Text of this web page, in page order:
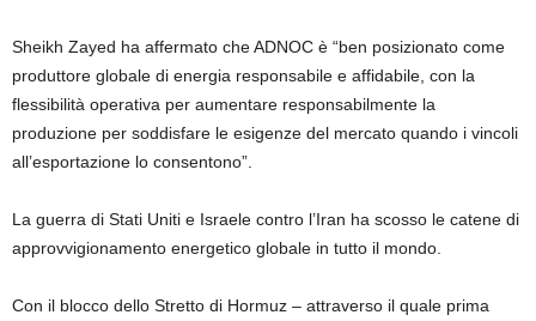
elementi
Sheikh Zayed ha affermato che ADNOC è “ben posizionato come
produttore globale di energia responsabile e affidabile, con la
flessibilità operativa per aumentare responsabilmente la
produzione per soddisfare le esigenze del mercato quando i vincoli
all’esportazione lo consentono”.
La guerra di Stati Uniti e Israele contro l’Iran ha scosso le catene di
approvvigionamento energetico globale in tutto il mondo.
Con il blocco dello Stretto di Hormuz – attraverso il quale prima